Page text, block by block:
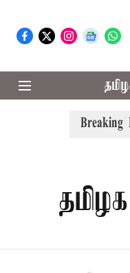
Breaking
தடுமாற்றமா?